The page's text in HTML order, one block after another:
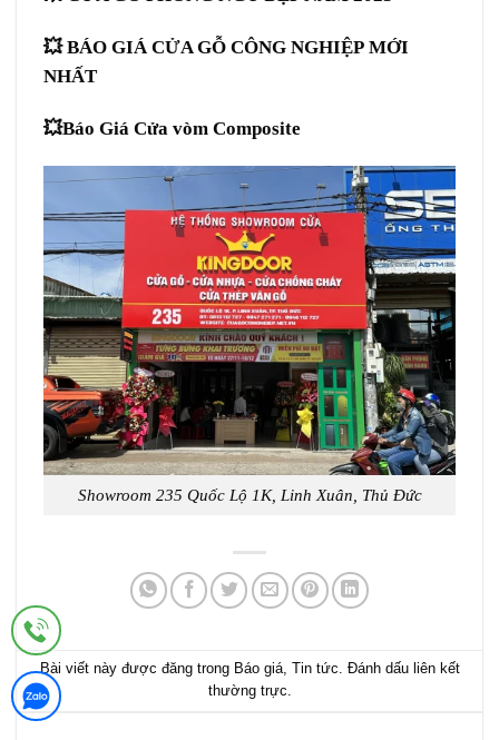
💥 BÁO GIÁCỬA GỖ CÔNG NGHIỆP MỚI
NHẤT
💥Báo Giá Cửa vòm Composite
Showroom 235 Quốc Lộ 1K, Linh Xuân, Thủ Đức
Bài viết này được đăng trong Báo giá, Tin tức. Đánh dấu liên kết
thường trực.